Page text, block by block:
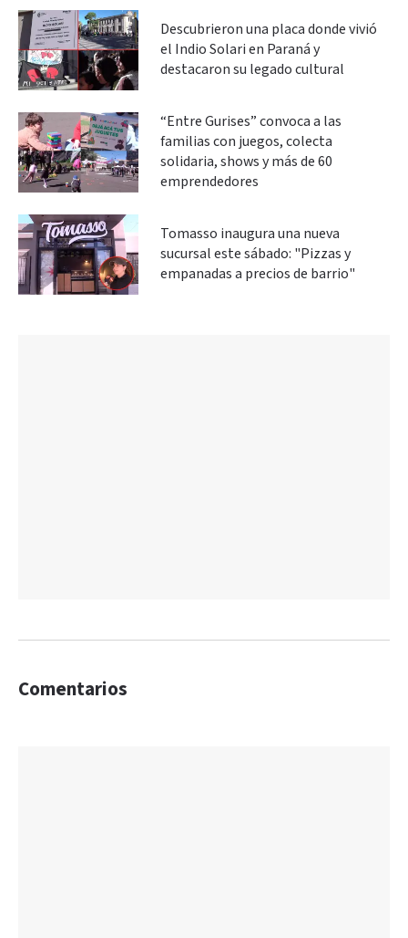
Descubrieron una placa donde vivió
el Indio Solari en Paraná y
destacaron su legado cultural
“Entre Gurises” convoca a las
familias con juegos, colecta
solidaria, shows y más de 60
emprendedores
Tomasso inaugura una nueva
sucursal este sábado: "Pizzas y
empanadas a precios de barrio"
Comentarios